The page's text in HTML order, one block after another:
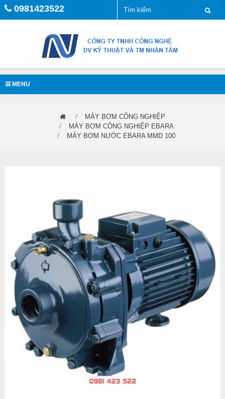
0981423522
MENU
MÁY BƠM CÔNG NGHIỆP
MÁY BƠM CÔNG NGHIỆP EBARA
MÁY BƠM NƯỚC EBARA MMD 100